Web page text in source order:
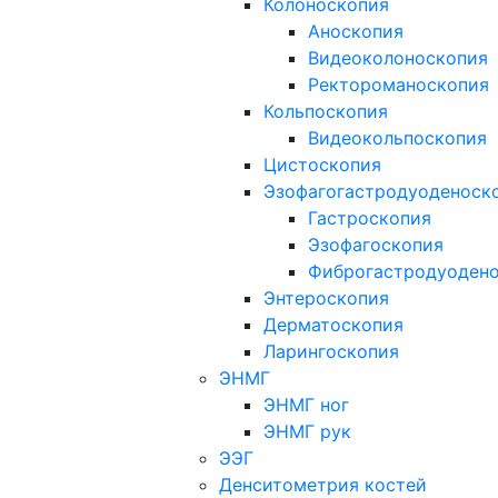
Колоноскопия
Аноскопия
Видеоколоноскопия
Ректороманоскопия
Кольпоскопия
Видеокольпоскопия
Цистоскопия
Гастроскопия
Эзофагоскопия
Энтероскопия
Дерматоскопия
Ларингоскопия
ЭНМГ
ЭНМГ ног
ЭНМГ рук
ЭЭГ
Денситометрия костей